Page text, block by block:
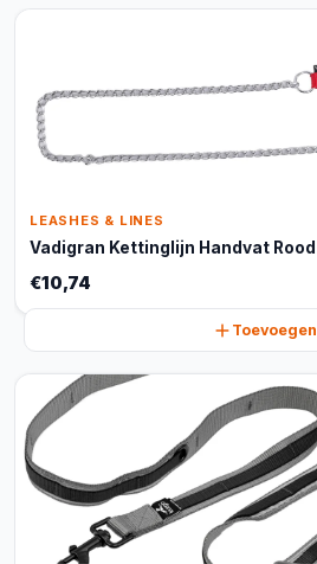
LEASHES & LINES
Vadigran Kettinglijn Handvat Rood
€10,74
Toevoegen